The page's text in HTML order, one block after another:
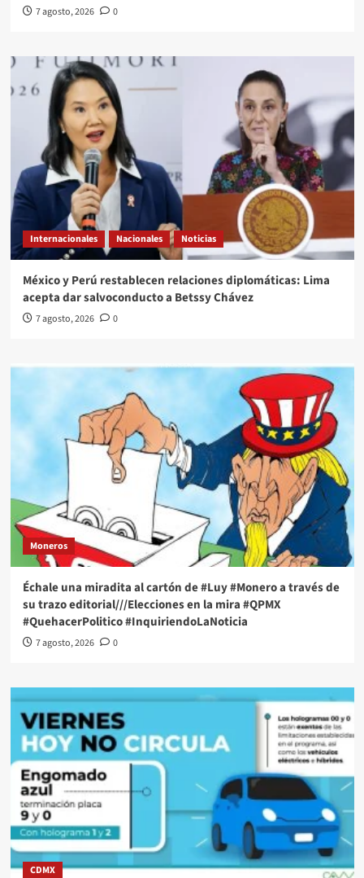
7 agosto, 2026 0
Internacionales Nacionales Noticias
México y Perú restablecen relaciones diplomáticas: Lima
acepta dar salvoconducto a Betssy Chávez
7 agosto, 2026 0
Moneros
Échale una miradita al cartón de #Luy #Monero a través de
su trazo editorial///Elecciones en la mira #QPMX
#QuehacerPolitico #InquiriendoLaNoticia
7 agosto, 2026 0
CDMX